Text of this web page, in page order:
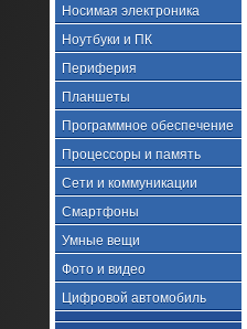
Носимая электроника
Ноутбуки и ПК
Периферия
Планшеты
Программное обеспечение
Процессоры и память
Сети и коммуникации
Смартфоны
Умные вещи
Фото и видео
Цифровой автомобиль